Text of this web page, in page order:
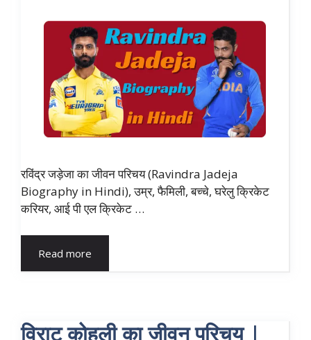
रविंद्र जड़ेजा का जीवन परिचय (Ravindra Jadeja
Biography in Hindi), उम्र, फैमिली, बच्चे, घरेलु क्रिकेट
करियर, आई पी एल क्रिकेट …
Read more
विराट कोहली का जीवन परिचय |